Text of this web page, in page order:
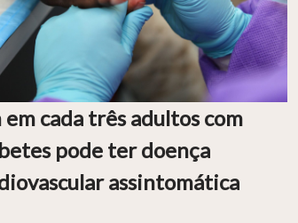
em cada três adultos com
pode ter doença
assintomática